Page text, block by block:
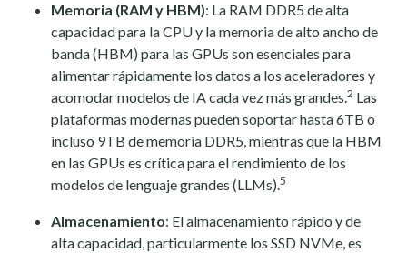
Memoria (RAM y HBM): La RAM DDR5 de alta
capacidad para la CPU y la memoria de alto ancho de
banda (HBM) para las GPUs son esenciales para
alimentar rápidamente los datos a los aceleradores y
acomodar modelos de IA cada vez más grandes.2 Las
plataformas modernas pueden soportar hasta 6TB o
incluso 9TB de memoria DDR5, mientras que la HBM
en las GPUs es crítica para el rendimiento de los
modelos de lenguaje grandes (LLMs).5
Almacenamiento: El almacenamiento rápido y de
alta capacidad, particularmente los SSD NVMe, es